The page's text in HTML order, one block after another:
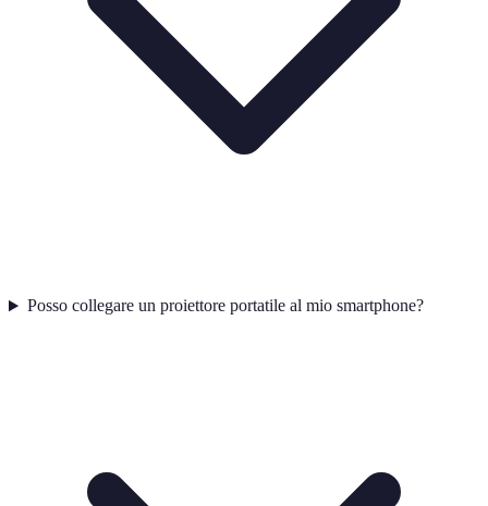
Posso collegare un proiettore portatile al mio smartphone?